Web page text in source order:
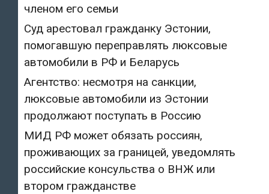
членом его семьи
Суд арестовал гражданку Эстонии,
помогавшую переправлять люксовые
автомобили в РФ и Беларусь
Агентство: несмотря на санкции,
люксовые автомобили из Эстонии
продолжают поступать в Россию
МИД РФ может обязать россиян,
проживающих за границей, уведомлять
российские консульства о ВНЖ или
втором гражданстве